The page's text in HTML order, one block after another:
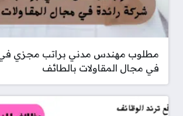
مطلوب مهندس مدني براتب مجزي في
في مجال المقاولات بالطائف